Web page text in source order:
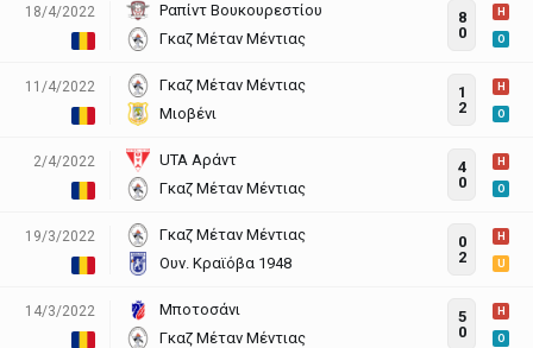
18/4/2022
Ραπίντ Βουκουρεστίου
Γκαζ Μέταν Μέντιας
8
0
H
O
11/4/2022
Γκαζ Μέταν Μέντιας
Μιοβένι
1
2
H
O
2/4/2022
UTA Αράντ
Γκαζ Μέταν Μέντιας
4
0
H
O
19/3/2022
Γκαζ Μέταν Μέντιας
Ουν. Κραϊόβα 1948
0
2
H
U
14/3/2022
Μποτοσάνι
Γκαζ Μέταν Μέντιας
5
0
H
O